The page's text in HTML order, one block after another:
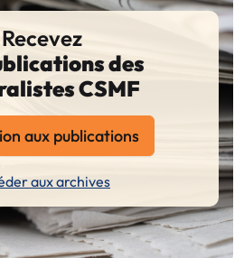
Recevez
des
CSMF
aux publications
aux archives